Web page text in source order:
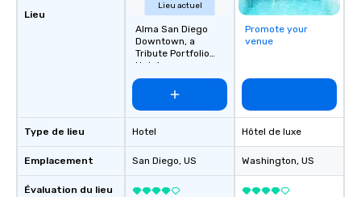
Lieu
Type de lieu
Emplacement
Évaluation du lieu
Lieu actuel
Alma San Diego
Downtown, a
Tribute Portfolio
Hotel
Hotel
San Diego, US
Promote your
venue
Hôtel de luxe
Washington, US